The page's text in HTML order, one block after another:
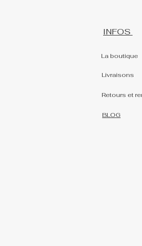
INFOS
La boutique
Livraisons
Retours et
BLOG